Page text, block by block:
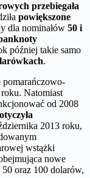
przebiegała
powiększone
dla nominałów 50 i
później takie samo
.
Natomiast
od 2008
2013 roku,
wstążki
nowe
oraz 100 dolarów,